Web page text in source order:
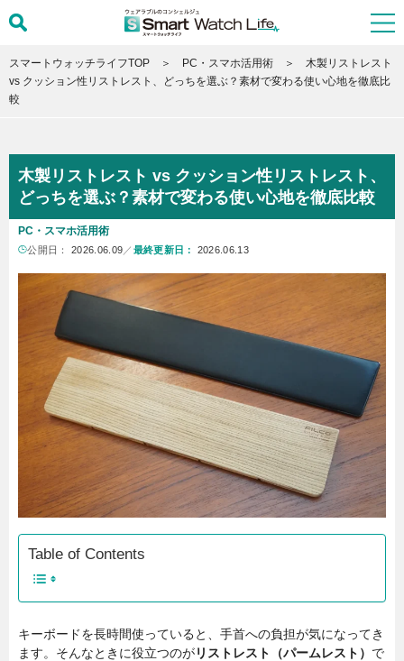
スマートウォッチライフTOP PC・スマホ活用術
木製リストレスト
vs クッション性リストレスト、どっちを選ぶ？素材で変わる使い心地を徹底比
較
木製リストレスト vs クッション性リストレスト、
どっちを選ぶ？素材で変わる使い心地を徹底比較
PC・スマホ活用術
公開日： 2026.06.09 ／ 最終更新日： 2026.06.13
Table of Contents
キーボードを長時間使っていると、手首への負担が気になってき
ます。そんなときに役立つのがリストレスト（パームレスト） で